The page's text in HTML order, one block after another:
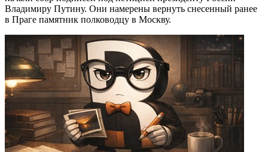
Владимиру Путину. Они намерены вернуть снесенный ранее
в Праге памятник полководцу в Москву.